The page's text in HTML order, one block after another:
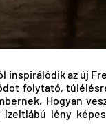
inspirálódik az új
folytató,
Hogyan
lény